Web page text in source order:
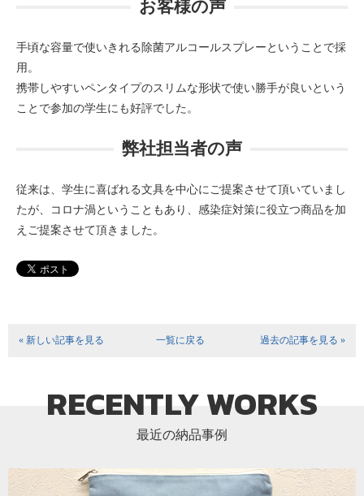
お客様の声
手頃な容量で使いきれる除菌アルコールスプレーということで採
用。
携帯しやすいペンタイプのスリムな形状で使い勝手が良いという
ことで参加の学生にも好評でした。
弊社担当者の声
従来は、学生に喜ばれる文具を中心にご提案させて頂いていまし
たが、コロナ渦ということもあり、感染症対策に役立つ商品を加
えご提案させて頂きました。
« 新しい記事を見る 一覧に戻る 過去の記事を見る »
RECENTLY WORKS
最近の納品事例